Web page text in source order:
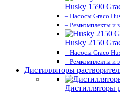
Husky 1590
– Насосы Graco
– Ремкомплекты и
Husky 2150
– Насосы Graco
– Ремкомплекты и
Дистилляторы
Дистилляторы